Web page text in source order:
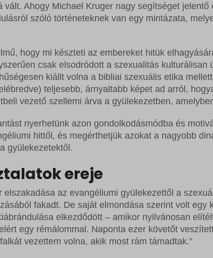
Ahogy Michael Kruger nagy segítséget jelentő
szóló történeteknek van egy mintázata,
hogy mi készteti az embereket hitük
csak elsodródott a szexualitás kulturálisan
kiállt volna a bibliai szexuális etika
teljesebb, árnyaltabb képet ad arról,
vezető szellemi árva a gyülekezetben,
nyerhetünk azon gondolkodásmódba és
hittől, és megérthetjük azokat a nagyobb
gyülekezetektől.
ereje
az evangéliumi gyülekezettől a
fakadt. De saját elmondása szerint volt egy
elkezdődött – amikor nyilvánosan
egy rémálommal. Naponta ezer követőt
vezettem volna, akik most rám támadtak.”